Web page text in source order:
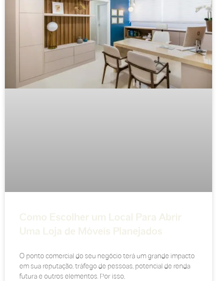
Como Escolher um Local Para Abrir
Uma Loja de Móveis Planejados
O ponto comercial do seu negócio terá um grande impacto
em sua reputação, tráfego de pessoas, potencial de renda
futura e outros elementos. Por isso,